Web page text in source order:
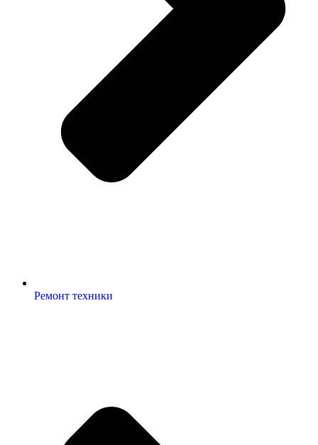
Ремонт техники